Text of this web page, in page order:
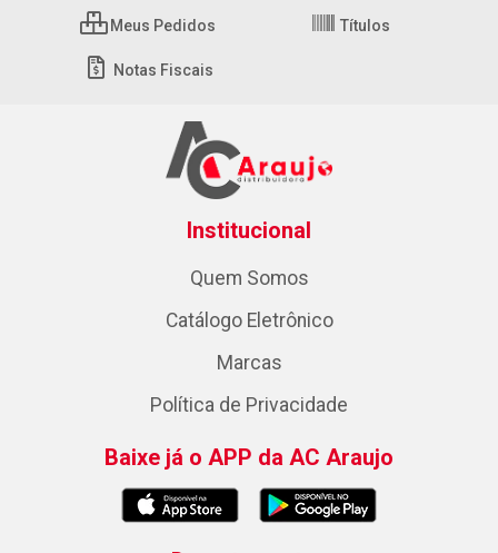
Meus Pedidos Títulos
Notas Fiscais
Institucional
Quem Somos
Catálogo Eletrônico
Marcas
Política de Privacidade
Baixe já o APP da AC Araujo